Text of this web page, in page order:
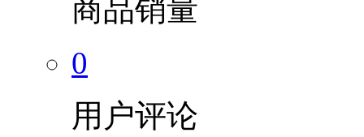
商品销量
0
用户评论